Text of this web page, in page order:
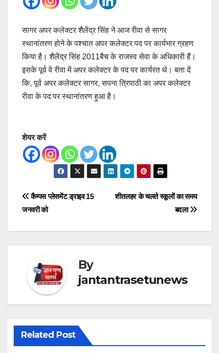
सागर अपर कलेक्टर शैलेंद्र सिंह ने आज रीवा से सागर
स्थानांतरण होने के पश्चात अपर कलेक्टर पद पर कार्यभार ग्रहण
किया है। शैलेंद्र सिंह 2011बैच के राजस्व सेवा के अधिकारी हैं।
इसके पूर्व वे रीवा में अपर कलेक्टर के पद पर कार्यरत थे। बता दें
कि, पूर्व अपर कलेक्टर सागर, सपना त्रिपाठी का अपर कलेक्टर
रीवा के पद पर स्थानांतरण हुआ है।
शेयर करें
Post
navigation
शीतलहर के चलते स्कूलों का समय
बदला
कैम्पस प्लेसमेंट ड्राइव 15
जनवरी को
By
jantantrasetunews
Related Post